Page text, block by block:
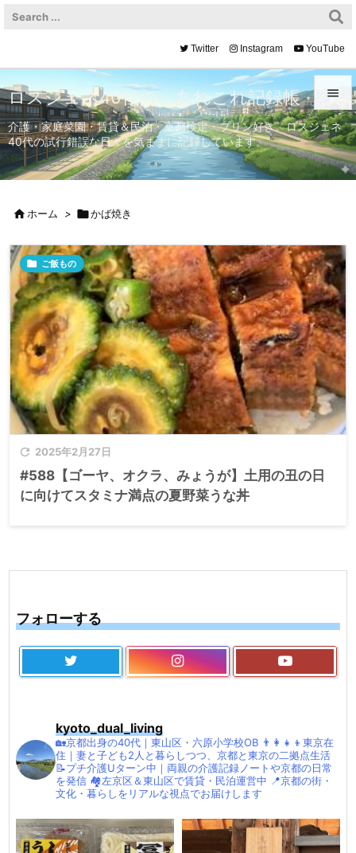


メニュ

サイド

次へ

検索
Twitter Instagram YouTube
ロスジェネ40代の、あれこれ記録帳
介護・家庭菜園・賃貸＆民泊・京都検定・プリン好き。ロスジェネ
40代の試行錯誤な日々を気ままに記録しています。
ホーム > かば焼き
 2025年2月27日
 ご飯もの
#588【ゴーヤ、オクラ、みょうが】土用の丑の日
に向けてスタミナ満点の夏野菜うな丼
フォローする
kyoto_dual_living
🏡京都出身の40代｜東山区・六原小学校OB 👨‍👩‍👧‍👦東京在
住｜妻と子ども2人と暮らしつつ、京都と東京の二拠点生活
📝プチ介護Uターン中｜両親の介護記録ノートや京都の日常
を発信 🏘左京区＆東山区で賃貸・民泊運営中 📍京都の街・
文化・暮らしをリアルな視点でお届けします